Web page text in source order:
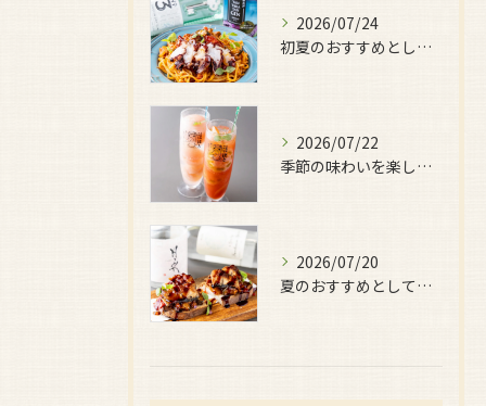
2026/07/24
初夏のおすすめとしてご用意しているのが、
2026/07/22
季節の味わいを楽しみたい日におすすめなのが、
2026/07/20
夏のおすすめとしてぜひ味わっていただきたいのが、